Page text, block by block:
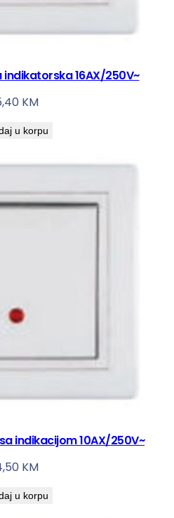
16AX/250V~
KM
u korpu
indikacijom 10AX/250V~
KM
u korpu